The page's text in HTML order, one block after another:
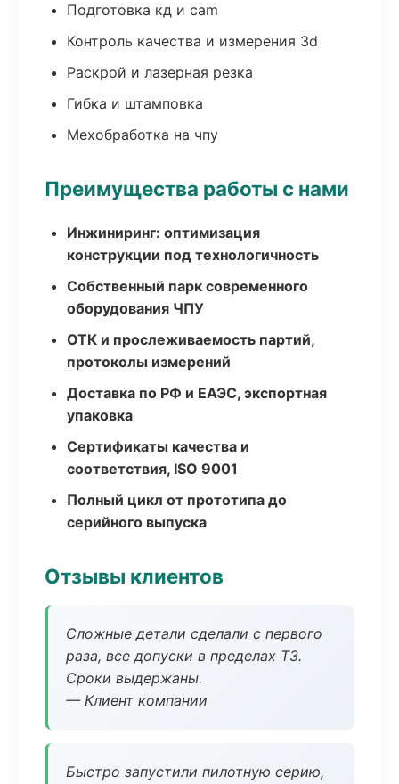
Подготовка кд и cam
Контроль качества и измерения 3d
Раскрой и лазерная резка
Гибка и штамповка
Мехобработка на чпу
Преимущества работы с нами
Инжиниринг: оптимизация
конструкции под технологичность
Собственный парк современного
оборудования ЧПУ
ОТК и прослеживаемость партий,
протоколы измерений
Доставка по РФ и ЕАЭС, экспортная
упаковка
Сертификаты качества и
соответствия, ISO 9001
Полный цикл от прототипа до
серийного выпуска
Отзывы клиентов
Сложные детали сделали с первого
раза, все допуски в пределах ТЗ.
Сроки выдержаны.
— Клиент компании
Быстро запустили пилотную серию,